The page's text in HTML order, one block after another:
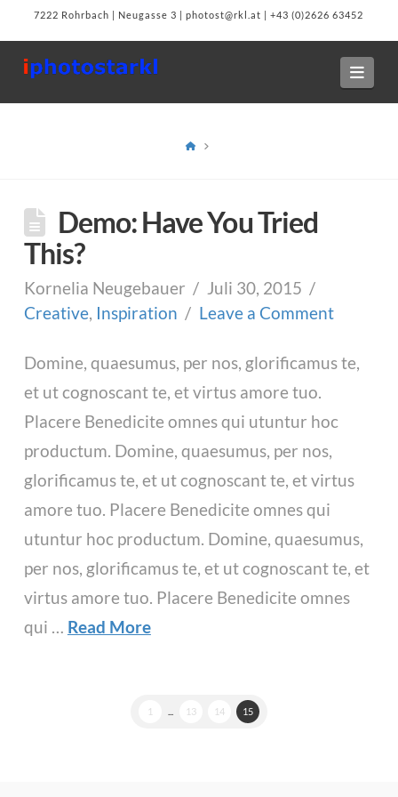
7222 Rohrbach | Neugasse 3 | photost@rkl.at | +43 (0)2626 63452
HOME
Demo: Have You Tried
This?
Kornelia Neugebauer
Juli 30, 2015
Creative, Inspiration Leave a Comment
Domine, quaesumus, per nos, glorificamus te,
et ut cognoscant te, et virtus amore tuo.
Placere Benedicite omnes qui utuntur hoc
productum. Domine, quaesumus, per nos,
glorificamus te, et ut cognoscant te, et virtus
amore tuo. Placere Benedicite omnes qui
utuntur hoc productum. Domine, quaesumus,
per nos, glorificamus te, et ut cognoscant te, et
virtus amore tuo. Placere Benedicite omnes
qui … Read More
1 13 14 15